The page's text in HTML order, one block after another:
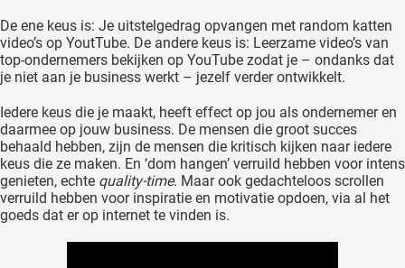
De ene keus is: Je uitstelgedrag opvangen met random katten
video’s op YoutTube. De andere keus is: Leerzame video’s van
top-ondernemers bekijken op YouTube zodat je – ondanks dat
je niet aan je business werkt – jezelf verder ontwikkelt.
Iedere keus die je maakt, heeft effect op jou als ondernemer en
daarmee op jouw business. De mensen die groot succes
behaald hebben, zijn de mensen die kritisch kijken naar iedere
keus die ze maken. En ‘dom hangen’ verruild hebben voor intens
genieten, echte quality-time. Maar ook gedachteloos scrollen
verruild hebben voor inspiratie en motivatie opdoen, via al het
goeds dat er op internet te vinden is.